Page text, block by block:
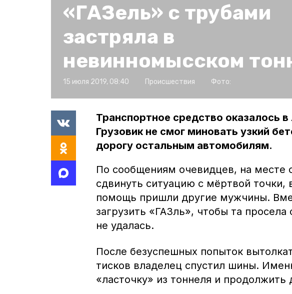
«ГАЗель» с трубами
застряла в
невинномысском
15 июля 2019, 08:40 Происшествия Фото:
Транспортное средство оказалось
Грузовик не смог миновать узкий
дорогу остальным автомобилям.
По сообщениям очевидцев, на месте
сдвинуть ситуацию с мёртвой точки,
помощь пришли другие мужчины.
загрузить «ГАЗль», чтобы та
не удалась.
После безуспешных попыток
тисков владелец спустил шины.
«ласточку» из тоннеля и продолжить